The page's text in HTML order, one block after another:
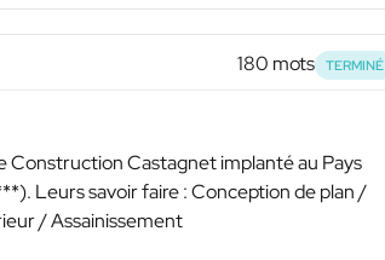
180 mots TERMINÉ
Construction Castagnet implanté au Pays
). Leurs savoir faire : Conception de plan /
/ Assainissement